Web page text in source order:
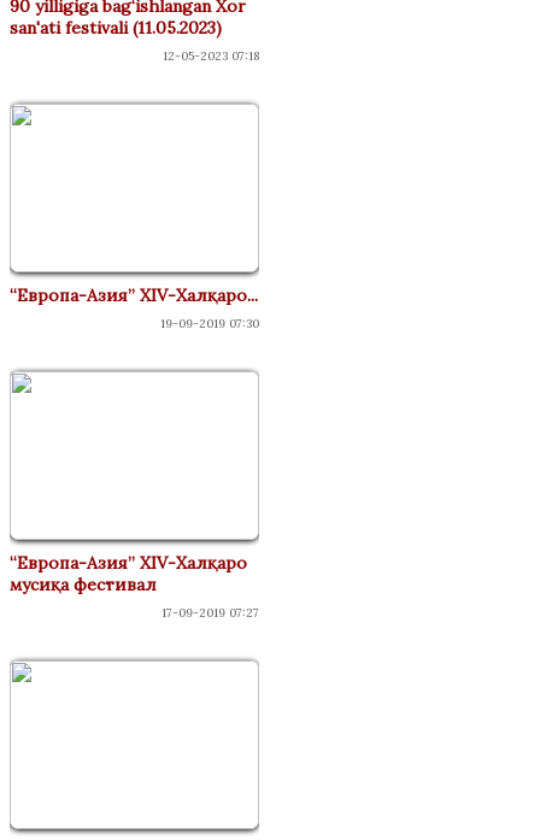
90 yilligiga bag‘ishlangan Xor
san'ati festivali (11.05.2023)
12-05-2023 07:18
“Европа-Азия” XIV-Халқаро...
19-09-2019 07:30
“Европа-Азия” XIV-Халқаро
мусиқа фестивал
17-09-2019 07:27